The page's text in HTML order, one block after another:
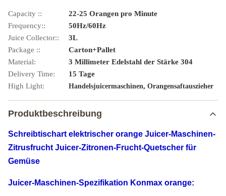
Capacity ::
22-25 Orangen pro Minute
Frequency::
50Hz/60Hz
Juice Collector::
3L
Package ::
Carton+Pallet
Material:
3 Millimeter Edelstahl der Stärke 304
Delivery Time:
15 Tage
High Light:
Handelsjuicermaschinen, Orangensaftauszieher
Produktbeschreibung
Schreibtischart elektrischer orange Juicer-Maschinen-
Zitrusfrucht Juicer-Zitronen-Frucht-Quetscher für
Gemüse
Juicer-Maschinen-Spezifikation Konmax orange: